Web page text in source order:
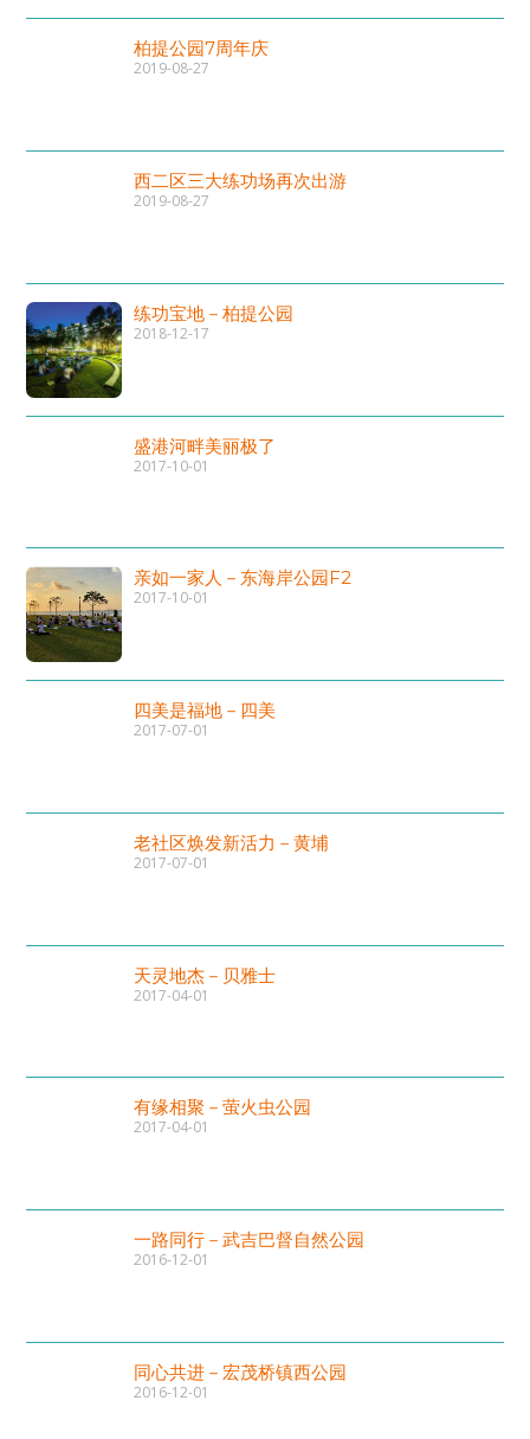
柏提公园7周年庆
2019-08-27
西二区三大练功场再次出游
2019-08-27
练功宝地－柏提公园
2018-12-17
盛港河畔美丽极了
2017-10-01
亲如一家人－东海岸公园F2
2017-10-01
四美是福地－四美
2017-07-01
老社区焕发新活力－黄埔
2017-07-01
天灵地杰－贝雅士
2017-04-01
有缘相聚－萤火虫公园
2017-04-01
一路同行－武吉巴督自然公园
2016-12-01
同心共进－宏茂桥镇西公园
2016-12-01